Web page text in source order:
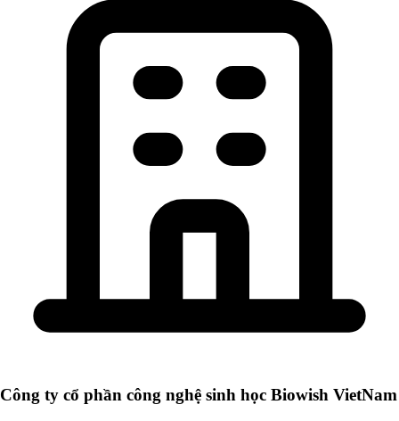
Công ty cổ phần công nghệ sinh học Biowish VietNam